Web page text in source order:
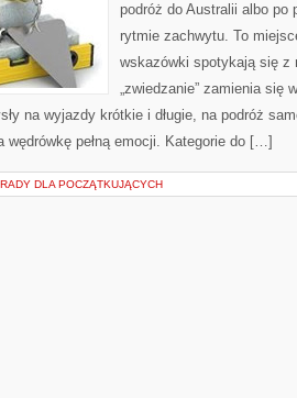
podróż do Australii albo
rytmie zachwytu. To
wskazówki spotykają się z
„zwiedzanie” zamienia się
na wyjazdy krótkie i długie, na podróż
wędrówkę pełną emocji. Kategorie do […]
DLA POCZĄTKUJĄCYCH